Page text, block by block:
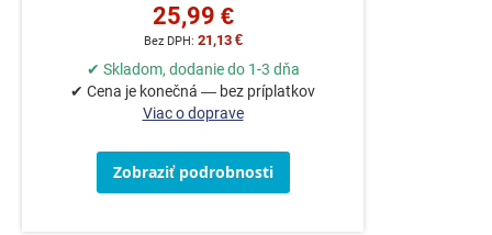
25,99 €
21,13 €
✔ Skladom, dodanie do 1-3 dňa
✔ Cena je konečná — bez príplatkov
Viac o doprave
Zobraziť podrobnosti